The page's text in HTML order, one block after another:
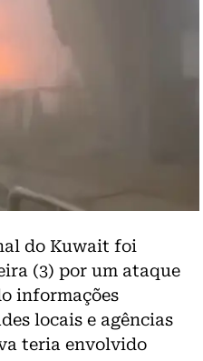
do Kuwait foi
(3) por um ataque
informações
locais e agências
teria envolvido